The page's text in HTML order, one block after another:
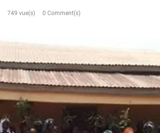
749 vue(s) 0 Comment(s)